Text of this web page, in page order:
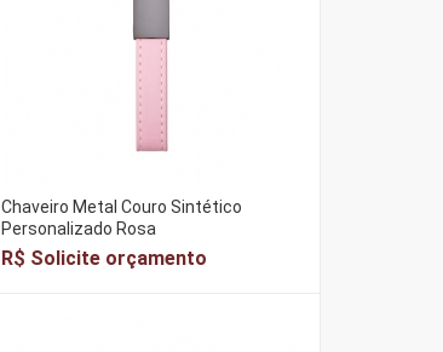
Chaveiro Metal Couro Sintético
Personalizado Rosa
R$ Solicite orçamento